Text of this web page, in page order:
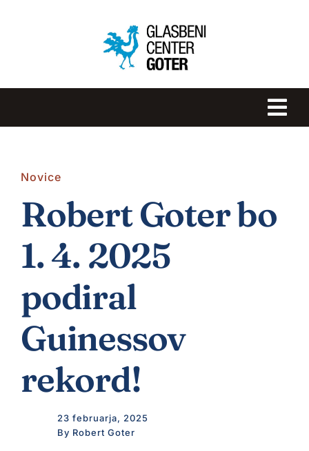
ROBERT GOTER
VIDEO
KONTAKT
Novice
Robert Goter bo
1. 4. 2025
podiral
Guinessov
rekord!
23 februarja, 2025
By Robert Goter